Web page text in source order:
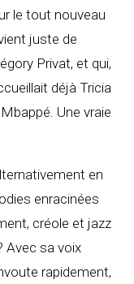
le tout nouveau
juste de
Privat, et qui,
déjà Tricia
Une vraie
en
enracinées
créole et jazz
Avec sa voix
rapidement,